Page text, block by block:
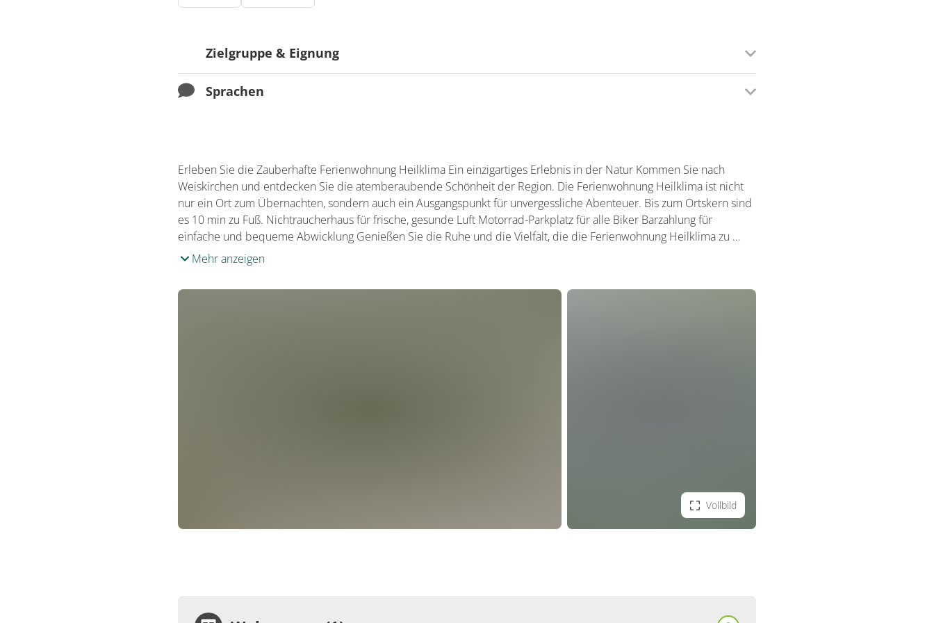
Zielgruppe & Eignung
Ausrichtung
Sprachen
Erleben Sie die Zauberhafte Ferienwohnung Heilklima Ein einzigartiges Erlebnis in der Natur Kommen Sie nach
Weiskirchen und entdecken Sie die atemberaubende Schönheit der Region. Die Ferienwohnung Heilklima ist nicht
nur ein Ort zum Übernachten, sondern auch ein Ausgangspunkt für unvergessliche Abenteuer. Bis zum Ortskern sind
es 10 min zu Fuß. Nichtraucherhaus für frische, gesunde Luft Motorrad-Parkplatz für alle Biker Barzahlung für
einfache und bequeme Abwicklung Genießen Sie die Ruhe und die Vielfalt, die die Ferienwohnung Heilklima zu …
Mehr anzeigen
Vollbild